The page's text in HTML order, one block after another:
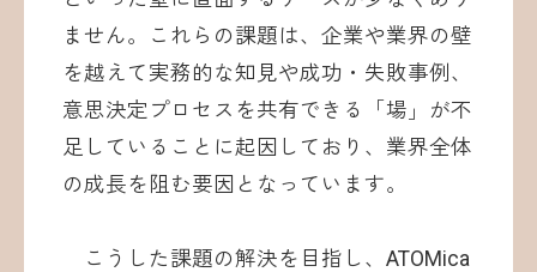
ません。これらの課題は、企業や業界の壁
を越えて実務的な知見や成功・失敗事例、
意思決定プロセスを共有できる「場」が不
足していることに起因しており、業界全体
の成長を阻む要因となっています。
こうした課題の解決を目指し、ATOMica